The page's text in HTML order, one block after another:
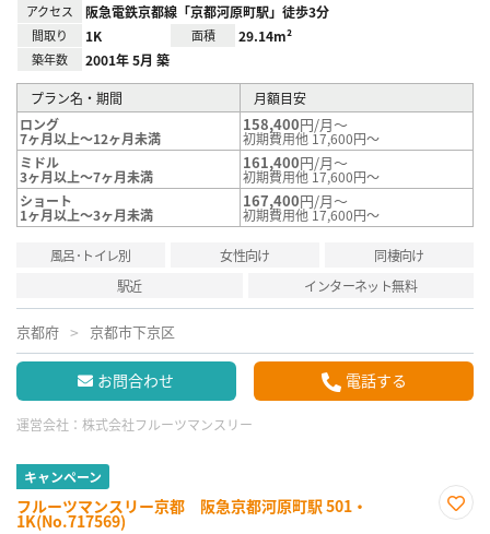
アクセス 阪急電鉄京都線「京都河原町駅」徒歩3分
間取り 1K 面積 29.14m²
築年数 2001年 5月 築
プラン名・期間
月額目安
ロング
7ヶ月以上～12ヶ月未満
158,400円/月～
初期費用他 17,600円～
ミドル
3ヶ月以上～7ヶ月未満
161,400円/月～
初期費用他 17,600円～
ショート
1ヶ月以上～3ヶ月未満
167,400円/月～
初期費用他 17,600円～
風呂･トイレ別 女性向け
同棲向け
駅近
インターネット無料
京都府 京都市下京区
お問合わせ 電話する
運営会社： 株式会社フルーツマンスリー
キャンペーン
フルーツマンスリー京都 阪急京都河原町駅 501・
1K(No.717569)